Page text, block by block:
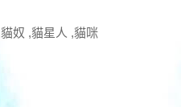
奴 ,貓星人 ,貓咪